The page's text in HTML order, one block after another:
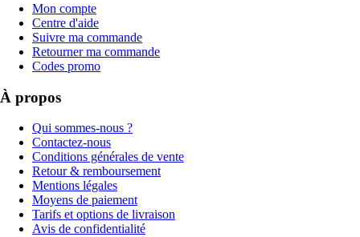
Mon compte
Centre d'aide
Suivre ma commande
Retourner ma commande
Codes promo
À propos
Qui sommes-nous ?
Contactez-nous
Conditions générales de vente
Retour & remboursement
Mentions légales
Moyens de paiement
Tarifs et options de livraison
Avis de confidentialité